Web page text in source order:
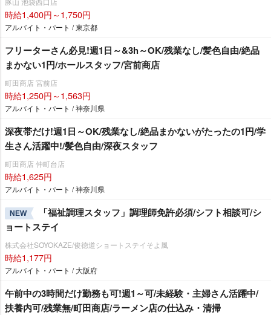
時給1,400円～1,750円
アルバイト・パート / 東京都
フリーターさん必見!週1日～&3h～OK/残業なし/髪色自由/絶品
まかない1円/ホールスタッフ/宮前商店
町田商店 宮前店
時給1,250円～1,563円
アルバイト・パート / 神奈川県
深夜帯だけ!週1日～OK/残業なし/絶品まかないがたったの1円/学
生さん活躍中!/髪色自由/深夜スタッフ
町田商店 仲町台店
時給1,625円
アルバイト・パート / 神奈川県
NEW
「福祉調理スタッフ」調理師免許必須/シフト相談可/シ
ョートステイ
株式会社SOYOKAZE/俊徳道ショートステイそよ風
時給1,177円
アルバイト・パート / 大阪府
午前中の3時間だけ勤務も可!週1～可/未経験・主婦さん活躍中/
扶養内可/残業無/町田商店/ラーメン店の仕込み・清掃